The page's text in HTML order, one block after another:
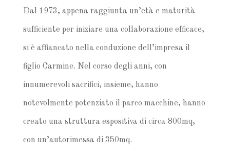
Dal 1973, appena raggiunta un’età e maturità
sufficiente per iniziare una collaborazione efficace,
si è affiancato nella conduzione dell’impresa il
figlio Carmine. Nel corso degli anni, con
innumerevoli sacrifici, insieme, hanno
notevolmente potenziato il parco macchine, hanno
creato una struttura espositiva di circa 800mq,
con un’autorimessa di 350mq.